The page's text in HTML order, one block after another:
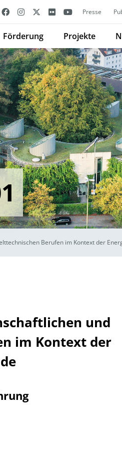
Presse
Förderung Projekte
Berufen im Kontext der
und
im Kontext der